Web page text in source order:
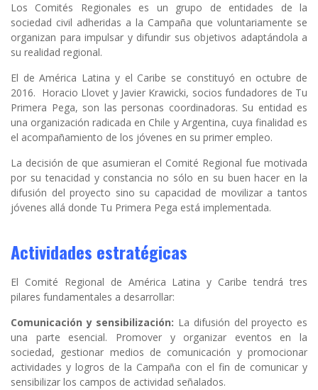
Los Comités Regionales es un grupo de entidades de la
sociedad civil adheridas a la Campaña que voluntariamente se
organizan para impulsar y difundir sus objetivos adaptándola a
su realidad regional.
El de América Latina y el Caribe se constituyó en octubre de
2016. Horacio Llovet y Javier Krawicki, socios fundadores de Tu
Primera Pega, son las personas coordinadoras. Su entidad es
una organización radicada en Chile y Argentina, cuya finalidad es
el acompañamiento de los jóvenes en su primer empleo.
La decisión de que asumieran el Comité Regional fue motivada
por su tenacidad y constancia no sólo en su buen hacer en la
difusión del proyecto sino su capacidad de movilizar a tantos
jóvenes allá donde Tu Primera Pega está implementada.
Actividades estratégicas
El Comité Regional de América Latina y Caribe tendrá tres
pilares fundamentales a desarrollar:
Comunicación y sensibilización: La difusión del proyecto es
una parte esencial. Promover y organizar eventos en la
sociedad, gestionar medios de comunicación y promocionar
actividades y logros de la Campaña con el fin de comunicar y
sensibilizar los campos de actividad señalados.